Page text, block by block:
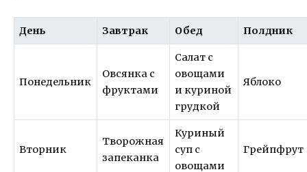
День Завтрак Обед Полдник
Понедельник
Овсянка с
фруктами
Салат с
овощами
и куриной
грудкой
Яблоко
Вторник
Творожная
запеканка
Куриный
суп с
овощами
Грейпфрут